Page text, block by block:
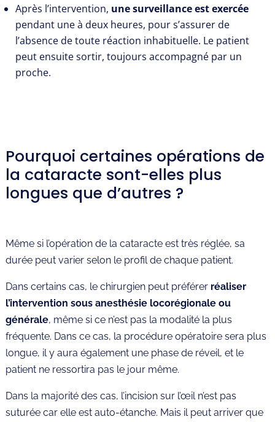
Après l’intervention, une surveillance est exercée
pendant une à deux heures, pour s’assurer de
l’absence de toute réaction inhabituelle. Le patient
peut ensuite sortir, toujours accompagné par un
proche.
Pourquoi certaines opérations de
la cataracte sont-elles plus
longues que d’autres ?
Même si l’opération de la cataracte est très réglée, sa
durée peut varier selon le profil de chaque patient.
Dans certains cas, le chirurgien peut préférer réaliser
l’intervention sous anesthésie locorégionale ou
générale, même si ce n’est pas la modalité la plus
fréquente. Dans ce cas, la procédure opératoire sera plus
longue, il y aura également une phase de réveil, et le
patient ne ressortira pas le jour même.
Dans la majorité des cas, l’incision sur l’œil n’est pas
suturée car elle est auto-étanche. Mais il peut arriver que